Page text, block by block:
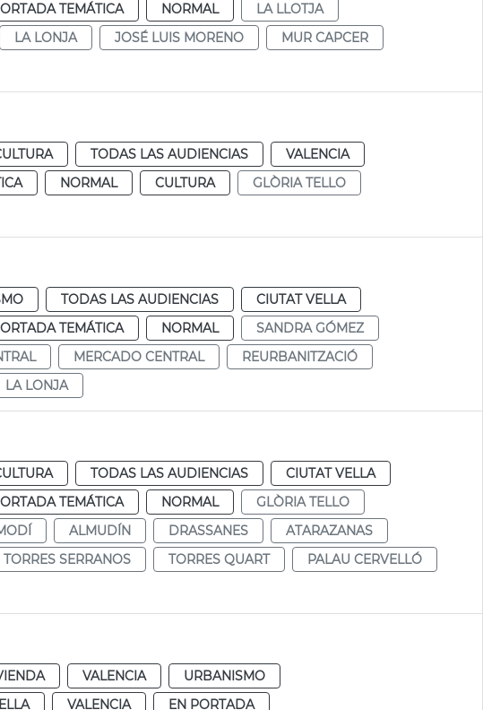
TEMÁTICA NORMAL
LA LLOTJA
LA LONJA JOSÉ LUIS MORENO
MUR CAPCER
TODAS LAS AUDIENCIAS
VALENCIA
NORMAL CULTURA
GLÒRIA TELLO
TODAS LAS AUDIENCIAS
CIUTAT VELLA
TEMÁTICA NORMAL
SANDRA GÓMEZ
MERCADO CENTRAL
REURBANITZACIÓ
LA LONJA
TODAS LAS AUDIENCIAS
CIUTAT VELLA
TEMÁTICA NORMAL
GLÒRIA TELLO
ALMUDÍN DRASSANES
ATARAZANAS
TORRES SERRANOS TORRES QUART
PALAU CERVELLÓ
VALENCIA
URBANISMO
VALENCIA
EN PORTADA